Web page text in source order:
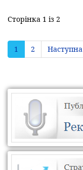
Сторінка 1 із 2
1 2 Наступна